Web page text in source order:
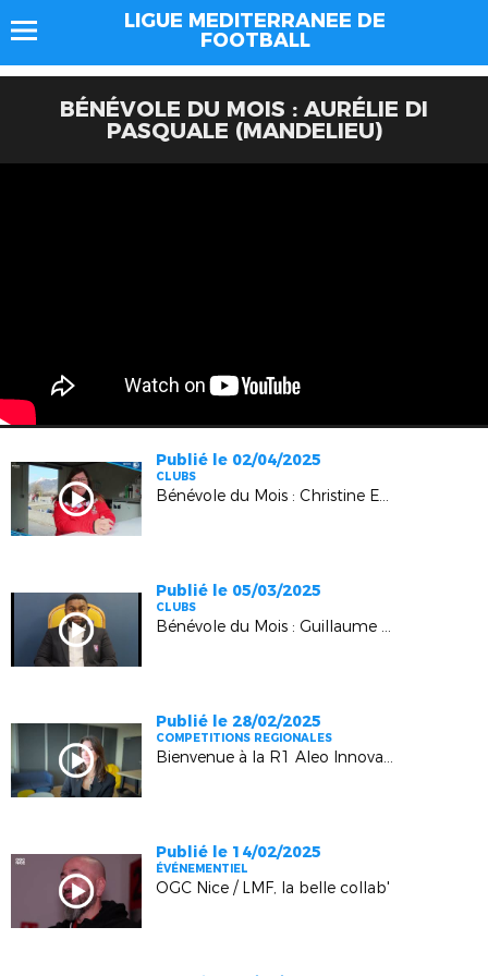
LIGUE MEDITERRANEE DE
FOOTBALL
BÉNÉVOLE DU MOIS : AURÉLIE DI
PASQUALE (MANDELIEU)
Publié le 02/04/2025
CLUBS
Bénévole du Mois : Christine Esmieu (Saint-Crépin Eygliers)
Publié le 05/03/2025
CLUBS
Bénévole du Mois : Guillaume Boina (Minots de Marseille)
Publié le 28/02/2025
COMPETITIONS REGIONALES
Bienvenue à la R1 Aleo Innovation !
Publié le 14/02/2025
ÉVÉNEMENTIEL
OGC Nice / LMF, la belle collab'